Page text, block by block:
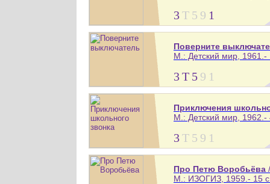
3Т 5 9 1
Поверните
М.: Детский мир, 1961.-
3Т 5 9 1
Приключения
М.: Детский мир, 1962.-
3Т 5 9 1
Про Петю Воробьёва
М.: ИЗОГИЗ, 1959.- 15